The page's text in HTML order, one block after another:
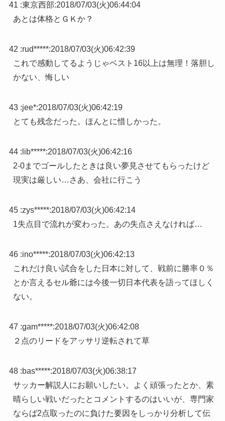
41 :東京西部:2018/07/03(火)06:44:04
あとは体格とＧＫか？
42 :rud*****:2018/07/03(火)06:42:39
これで感動してるようじゃベスト16以上は無理！落胆し
かない、悔しい
43 :jee*:2018/07/03(火)06:42:19
とても残念だった。ほんとに惜しかった。
44 : lib*****:2018/07/03(火)06:42:16
2-0までゴールしたときは良い夢見させてもらったけど
現実は厳しい…さあ、会社に行こう
45 :zys*****:2018/07/03(火)06:42:14
1失点目で流れが変わった。あの失点さえなければ…
46 :ino*****:2018/07/03(火)06:42:13
これだけ良い試合をした日本に対して、戦前に勝率０％
とか言えるセル爺には今後一切日本代表を語ってほしく
ない。
47 :gam*****:2018/07/03(火)06:42:08
２点のリードをアッサリ逆転されて草
48 :bas*****:2018/07/03(火)06:38:17
サッカー解説人にお願いしたい。よく頑張ったとか、素
晴らしい戦いだったとコメントするのはいいが、専門家
ならば2点取ったのに負けた要因をしっかり分析して伝